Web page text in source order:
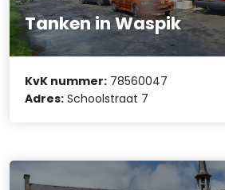
Tanken in Waspik
KvK nummer: 78560047
Adres: Schoolstraat 7